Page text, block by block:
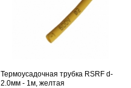
Термоусадочная трубка RSRF d-
2.0мм - 1м, желтая